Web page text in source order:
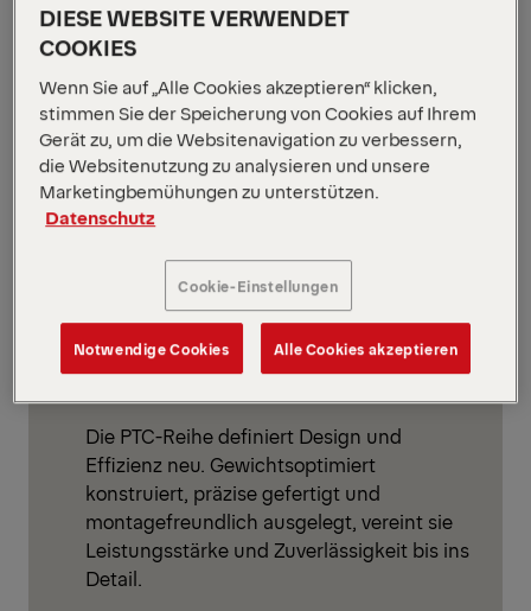
Nächste Generation:
PTC
NEUE PRODUKTREIHE
Bereit für die nächste Generation?
Lernen Sie diePALFINGER Tail Lifts PTC-
Reihekennen – entwickelt, um neue
Standards für moderne Ladebordwände zu
Die PTC-Reihe definiert Design und
Effizienz neu. Gewichtsoptimiert
konstruiert, präzise gefertigt und
montagefreundlich ausgelegt, vereint sie
Leistungsstärke und Zuverlässigkeit bis ins
Detail.
DIESE WEBSITE VERWENDET
COOKIES
Wenn Sie auf „Alle Cookies akzeptieren“ klicken,
stimmen Sie der Speicherung von Cookies auf Ihrem
Gerät zu, um die Websitenavigation zu verbessern,
die Websitenutzung zu analysieren und unsere
Marketingbemühungen zu unterstützen.
Datenschutz
Cookie-Einstellungen
Notwendige Cookies Alle Cookies akzeptieren